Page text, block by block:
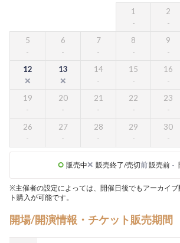
1 2
5 6 7 8 9
12 13 14 15 16
19 20 21 22 23
26 27 28 29 30
販売中 販売終了/売切前販売前 -
※主催者の設定によっては、開催日後でもアーカイブ
ト購入が可能です。
開場/開演情報・チケット販売期間